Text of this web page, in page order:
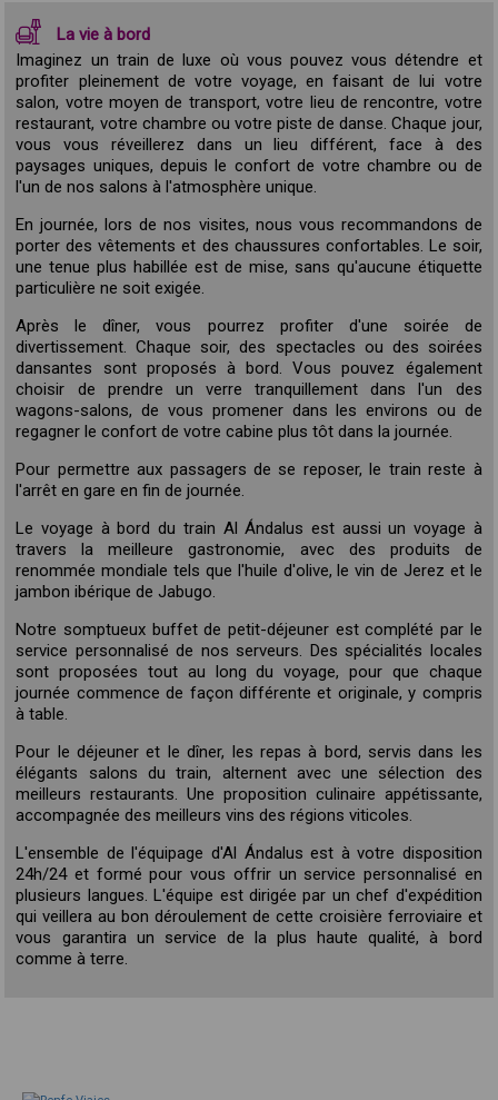
La vie à bord
Imaginez un train de luxe où vous pouvez vous détendre et
profiter pleinement de votre voyage, en faisant de lui votre
salon, votre moyen de transport, votre lieu de rencontre, votre
restaurant, votre chambre ou votre piste de danse. Chaque jour,
vous vous réveillerez dans un lieu différent, face à des
paysages uniques, depuis le confort de votre chambre ou de
l'un de nos salons à l'atmosphère unique.
En journée, lors de nos visites, nous vous recommandons de
porter des vêtements et des chaussures confortables. Le soir,
une tenue plus habillée est de mise, sans qu'aucune étiquette
particulière ne soit exigée.
Après le dîner, vous pourrez profiter d'une soirée de
divertissement. Chaque soir, des spectacles ou des soirées
dansantes sont proposés à bord. Vous pouvez également
choisir de prendre un verre tranquillement dans l'un des
wagons-salons, de vous promener dans les environs ou de
regagner le confort de votre cabine plus tôt dans la journée.
Pour permettre aux passagers de se reposer, le train reste à
l'arrêt en gare en fin de journée.
Le voyage à bord du train Al Ándalus est aussi un voyage à
travers la meilleure gastronomie, avec des produits de
renommée mondiale tels que l'huile d'olive, le vin de Jerez et le
jambon ibérique de Jabugo.
Notre somptueux buffet de petit-déjeuner est complété par le
service personnalisé de nos serveurs. Des spécialités locales
sont proposées tout au long du voyage, pour que chaque
journée commence de façon différente et originale, y compris
à table.
Pour le déjeuner et le dîner, les repas à bord, servis dans les
élégants salons du train, alternent avec une sélection des
meilleurs restaurants. Une proposition culinaire appétissante,
accompagnée des meilleurs vins des régions viticoles.
L'ensemble de l'équipage d'Al Ándalus est à votre disposition
24h/24 et formé pour vous offrir un service personnalisé en
plusieurs langues. L'équipe est dirigée par un chef d'expédition
qui veillera au bon déroulement de cette croisière ferroviaire et
vous garantira un service de la plus haute qualité, à bord
comme à terre.